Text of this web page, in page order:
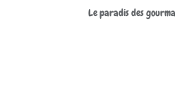
Le paradis des